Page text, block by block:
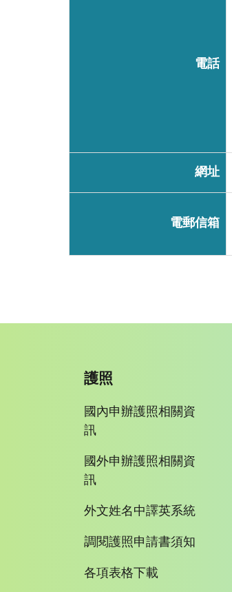
電話
網址
電郵信箱
護照
國內申辦護照相關資
訊
國外申辦護照相關資
訊
外文姓名中譯英系統
調閱護照申請書須知
各項表格下載